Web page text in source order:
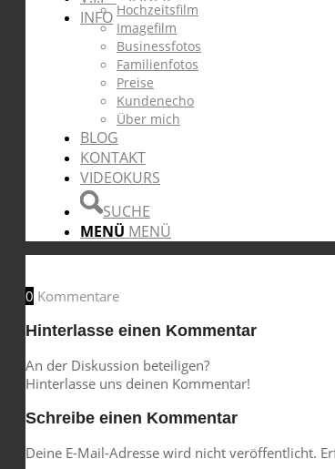
INFO Hochzeitsfilm
Imagefilm
Businessfotos
Familienfotos
Preise
Kundenecho
Über mich
BLOG
KONTAKT
VIDEOKURS
SUCHE
MENÜ MENÜ
0 Kommentare
Hinterlasse einen Kommentar
An der Diskussion beteiligen?
Hinterlasse uns deinen Kommentar!
Schreibe einen Kommentar
Deine E-Mail-Adresse wird nicht veröffentlicht.